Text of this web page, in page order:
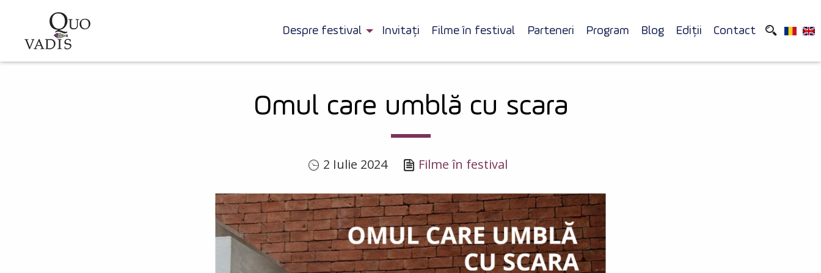
Sari la conținutul principal
Navigare
Despre festival Invitați Filme în festival Parteneri Program Blog Ediții Contact
Omul care umblă cu scara
2 Iulie 2024 Filme în festival